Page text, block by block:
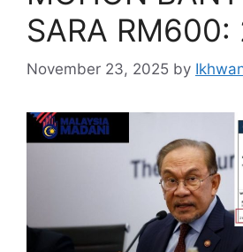
SARA RM600:
November 23, 2025 by